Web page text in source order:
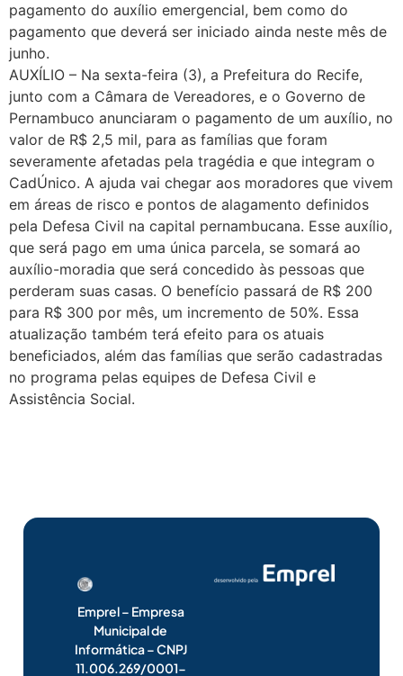
pagamento do auxílio emergencial, bem como do
pagamento que deverá ser iniciado ainda neste mês de
junho.
AUXÍLIO – Na sexta-feira (3), a Prefeitura do Recife,
junto com a Câmara de Vereadores, e o Governo de
Pernambuco anunciaram o pagamento de um auxílio, no
valor de R$ 2,5 mil, para as famílias que foram
severamente afetadas pela tragédia e que integram o
CadÚnico. A ajuda vai chegar aos moradores que vivem
em áreas de risco e pontos de alagamento definidos
pela Defesa Civil na capital pernambucana. Esse auxílio,
que será pago em uma única parcela, se somará ao
auxílio-moradia que será concedido às pessoas que
perderam suas casas. O benefício passará de R$ 200
para R$ 300 por mês, um incremento de 50%. Essa
atualização também terá efeito para os atuais
beneficiados, além das famílias que serão cadastradas
no programa pelas equipes de Defesa Civil e
Assistência Social.
Emprel – Empresa
Municipal de
Informática – CNPJ
11.006.269/0001-